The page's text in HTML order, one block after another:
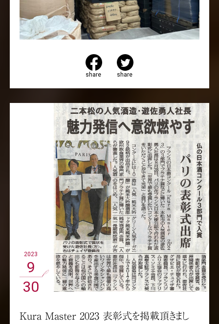
share share
2023
9
30
Kura Master 2023 表彰式を掲載頂きまし